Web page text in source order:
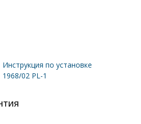
Инструкция по установке
1968/02 PL-1